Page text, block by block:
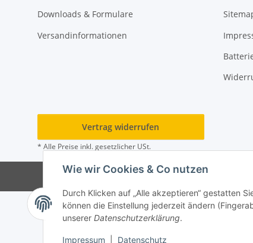
Wie wir Cookies & Co nutzen
Durch Klicken auf „Alle akzeptieren“ gestatten
können die Einstellung jederzeit ändern
unserer Datenschutzerklärung.
Impressum Datenschutz
Downloads & Formulare
Versandinformationen
Vertrag widerrufen
* Alle Preise inkl. gesetzlicher USt.